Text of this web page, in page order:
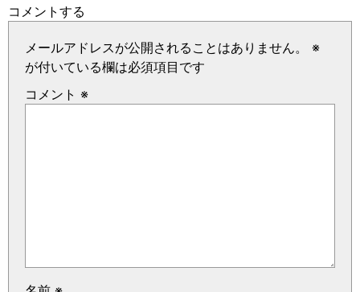
コメントする
メールアドレスが公開されることはありません。
※
が付いている欄は必須項目です
コメント ※